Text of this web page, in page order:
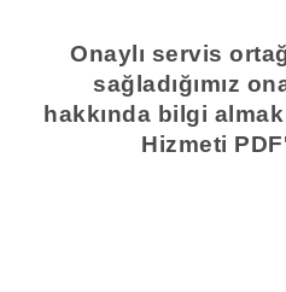
Onaylı servis
sağladığımız
hakkında bilgi
Hizmeti